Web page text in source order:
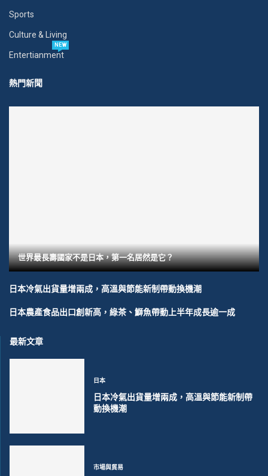
Sports
Culture & Living
Entertianment
NEW
熱門新聞
世界最長壽國家不是日本，第一名居然是它？
日本冷氣出貨量增兩成，高溫與節能新制帶動換機潮
日本農產食品出口創新高，綠茶、鰤魚帶動上半年成長逾一成
最新文章
日本
日本冷氣出貨量增兩成，高溫與節能新制帶
動換機潮
市場與貿易